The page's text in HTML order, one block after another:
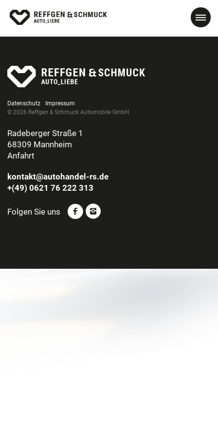
Datenschutz
Impressum
© 2026 Reffgen & Schmuck Automobile GmbH
Radeberger Straße 1
68309 Mannheim
Anfahrt
kontakt@autohandel-rs.de
+(49) 0621 76 222 313
Folgen Sie uns